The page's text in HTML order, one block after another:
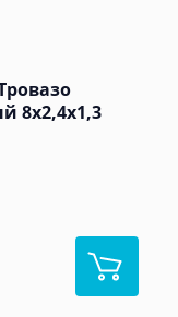
8x2,4x1,3